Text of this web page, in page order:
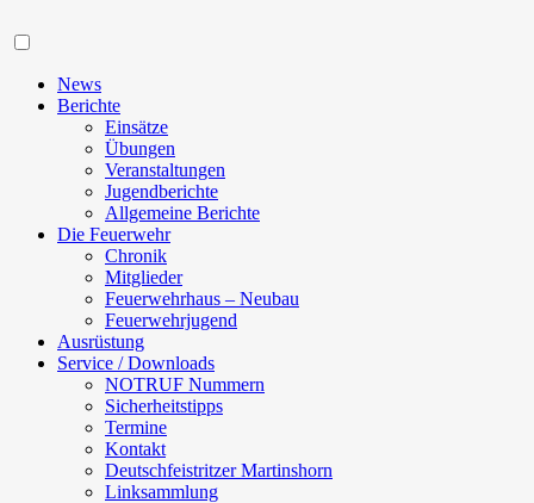
News
Berichte
Einsätze
Übungen
Veranstaltungen
Jugendberichte
Allgemeine Berichte
Die Feuerwehr
Chronik
Mitglieder
Feuerwehrhaus – Neubau
Feuerwehrjugend
Ausrüstung
Service / Downloads
NOTRUF Nummern
Sicherheitstipps
Termine
Kontakt
Deutschfeistritzer Martinshorn
Linksammlung